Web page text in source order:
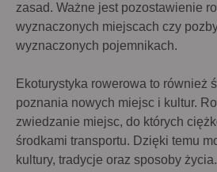
zasad. Ważne jest pozostawienie
wyznaczonych miejscach czy
wyznaczonych pojemnikach.
Ekoturystyka rowerowa to również
poznania nowych miejsc i kultur.
zwiedzanie miejsc, do których
środkami transportu. Dzięki temu
kultury, tradycje oraz sposoby życia.